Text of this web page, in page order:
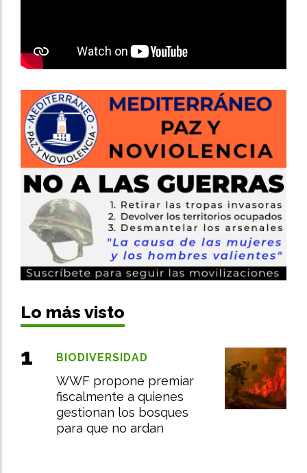
Lo más visto
WWF propone premiar
fiscalmente a quienes
gestionan los bosques
para que no ardan
BIODIVERSIDAD